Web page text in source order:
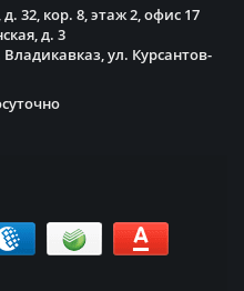
32, кор. 8, этаж 2, офис 17
д. 3
ул. Курсантов-